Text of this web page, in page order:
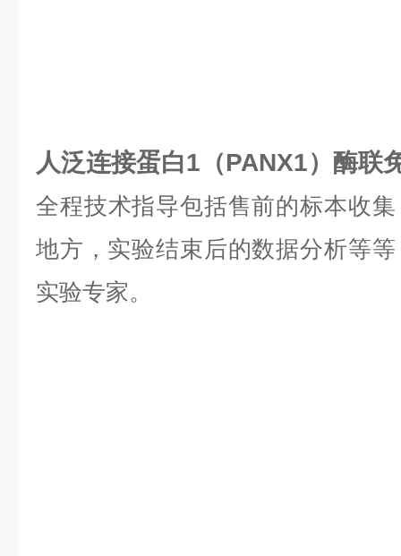
人泛连接蛋白1（PANX1）酶联
全程技术指导包括售前的标本收
地方，实验结束后的数据分析等
实验专家。